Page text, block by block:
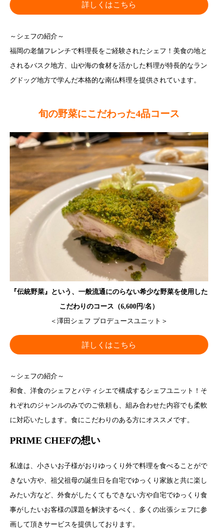
詳しくはこちら
～シェフの紹介～
福岡の老舗フレンチで料理長をご経験されたシェフ！美食の地と
されるバスク地方、山や海の食材を活かした料理が特長的なラン
グドッグ地方で学んだ本格的な南仏料理を提供されています。
旬の野菜にこだわった4品コース
『伝統野菜』という、一般流通にのらない希少な野菜を使用した
こだわりのコース（6,600円/名）
＜澤田シェフ プロデュースユニット＞
詳しくはこちら
～シェフの紹介～
和食、洋食のシェフとパティシエで構成するシェフユニット！そ
れぞれのジャンルのみでのご依頼も、組み合わせた内容でも柔軟
に対応いたします。食にこだわりのある方にオススメです。
PRIME CHEFの想い
私達は、小さいお子様がおりゆっくり外で料理を食べることがで
きない方や、祖父祖母の誕生日を自宅でゆっくり家族と共に楽し
みたい方など、外食がしたくてもできない方や自宅でゆっくり食
事がしたいお客様の課題を解決するべく、多くの出張シェフに参
画して頂きサービスを提供しております。